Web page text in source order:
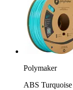
Polymaker
ABS Turquoise